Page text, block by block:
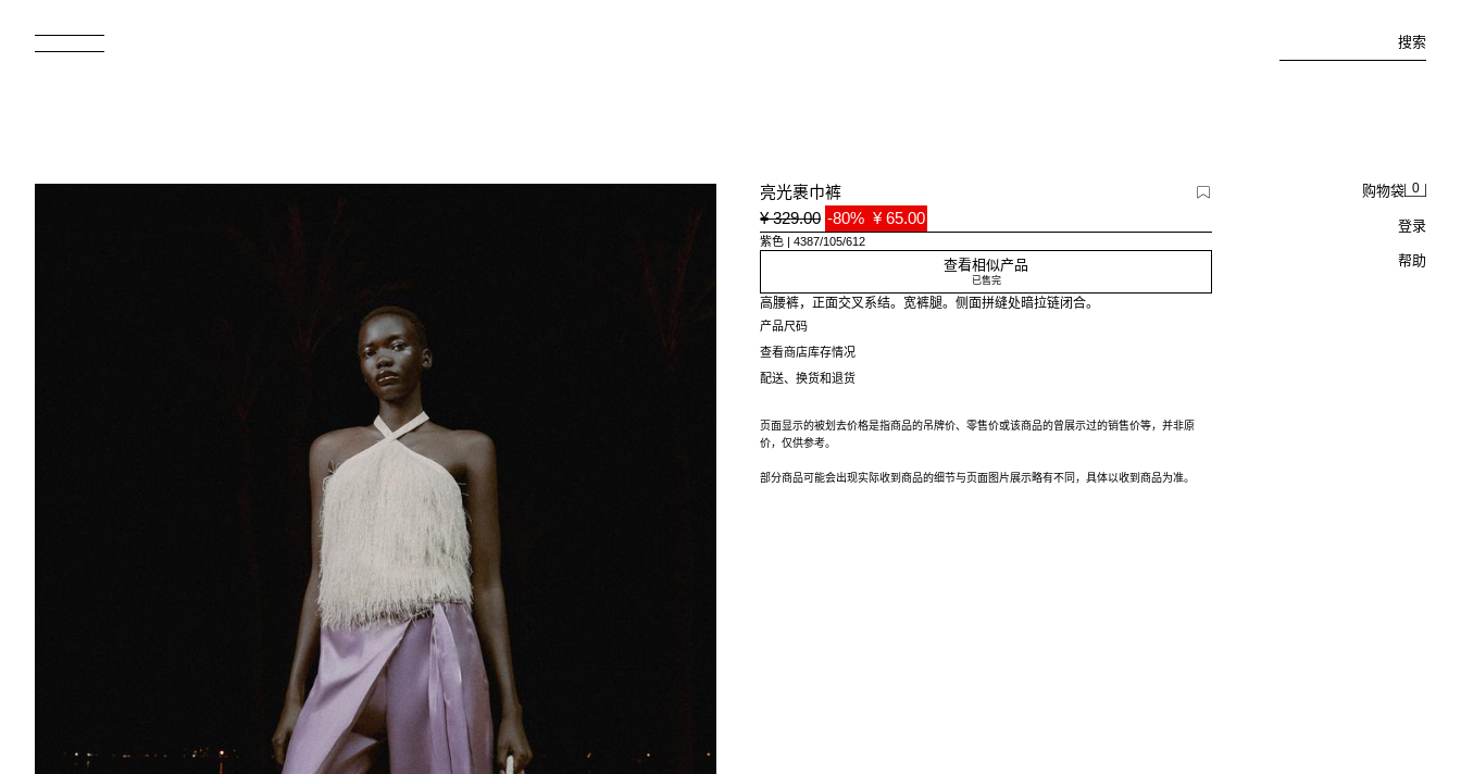
搜索
购物袋 0
登录
帮助
亮光裹巾裤
¥ 329.00 -80% ¥ 65.00
紫色 4387/105/612
查看相似产品
已售完
高腰裤，正面交叉系结。宽裤腿。侧面拼缝处暗拉链闭合。
产品尺码
查看商店库存情况
配送、换货和退货
页面显示的被划去价格是指商品的吊牌价、零售价或该商品的曾展示过的销售价等，并非原
价，仅供参考。
部分商品可能会出现实际收到商品的细节与页面图片展示略有不同，具体以收到商品为准。